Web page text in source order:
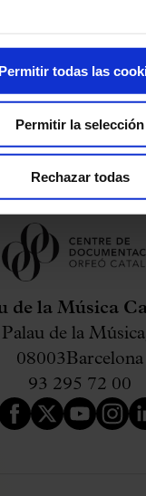
Permitir todas las
Permitir la selección
Rechazar todas
de la Música
de la
08003Barcelona
93 295 72 00